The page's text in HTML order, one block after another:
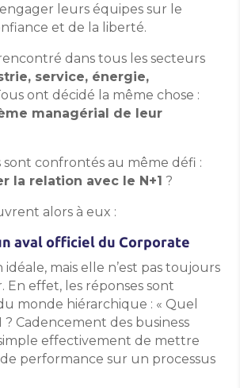
leurs équipes sur le
et de la liberté.
dans tous les secteurs
service, énergie,
ont décidé la même chose :
managérial de leur
sont confrontés au même défi :
la relation avec le N+1 ?
alors à eux :
aval officiel du Corporate
idéale, mais elle n’est pas toujours
En effet, les réponses sont
monde hiérarchique : « Quel
? Cadencement des business
simple effectivement de mettre
performance sur un processus